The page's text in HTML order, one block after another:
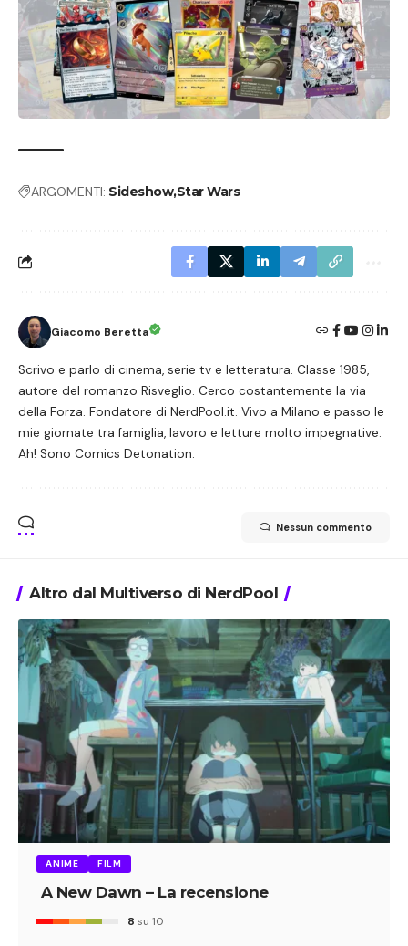
ARGOMENTI: SideshowStar Wars
Giacomo Beretta
Scrivo e parlo di cinema, serie tv e letteratura. Classe 1985,
autore del romanzo Risveglio. Cerco costantemente la via
della Forza. Fondatore di NerdPool.it. Vivo a Milano e passo le
mie giornate tra famiglia, lavoro e letture molto impegnative.
Ah! Sono Comics Detonation.
Nessun commento
Altro dal Multiverso di NerdPool
ANIME FILM
A New Dawn – La recensione
8 su 10